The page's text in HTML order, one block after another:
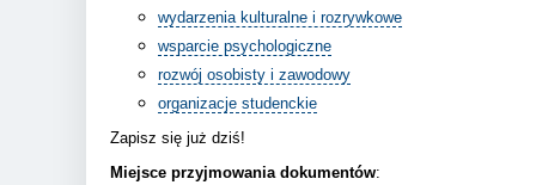
wydarzenia kulturalne i rozrywkowe
wsparcie psychologiczne
rozwój osobisty i zawodowy
organizacje studenckie
Zapisz się już dziś!
Miejsce przyjmowania dokumentów: